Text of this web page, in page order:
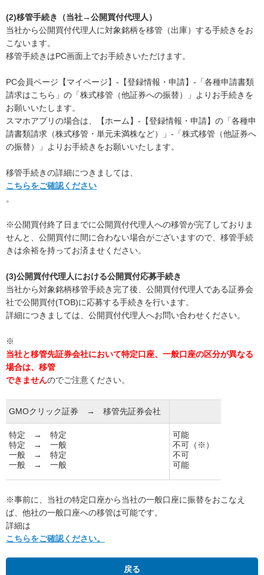
(2)移管手続き（当社→公開買付代理人）
当社から公開買付代理人に対象銘柄を移管（出庫）する手続きをお
こないます。
移管手続きはPC画面上でお手続きいただけます。
PC会員ページ【マイページ】-【登録情報・申請】-「各種申請書類
請求はこちら」の「株式移管（他証券への振替）」よりお手続きを
お願いいたします。
スマホアプリの場合は、【ホーム】-【登録情報・申請】の「各種申
請書類請求（株式移管・単元未満株など）」-「株式移管（他証券へ
の振替）」よりお手続きをお願いいたします。
移管手続きの詳細につきましては、
こちらをご確認ください
。
※公開買付終了日までに公開買付代理人への移管が完了しておりま
せんと、公開買付に間に合わない場合がございますので、移管手続
きは余裕を持ってお済ませください。
(3)公開買付代理人における公開買付応募手続き
当社から対象銘柄移管手続き完了後、公開買付代理人である証券会
社で公開買付(TOB)に応募する手続きを行います。
詳細につきましては、公開買付代理人へお問い合わせください。
※
当社と移管先証券会社において特定口座、一般口座の区分が異なる
場合は、移管
できませんのでご注意ください。
GMOクリック証券 → 移管先証券会社
特定 → 特定
特定 → 一般
一般 → 特定
一般 → 一般
可能
不可（※）
不可
可能
※事前に、当社の特定口座から当社の一般口座に振替をおこなえ
ば、他社の一般口座への移管は可能です。
詳細は
こちらをご確認ください。
戻る